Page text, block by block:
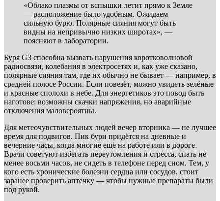
«Облако плазмы от вспышки летит прямо к Земле
— расположение было удобным. Ожидаем
сильную бурю. Полярные сияния могут быть
видны на непривычно низких широтах», —
поясняют в лаборатории.
Буря G3 способна вызвать нарушения коротковолновой
радиосвязи, колебания в электросетях и, как уже сказано,
полярные сияния там, где их обычно не бывает — например, в
средней полосе России. Если повезёт, можно увидеть зелёные
и красные сполохи в небе. Для энергетиков это повод быть
наготове: возможны скачки напряжения, но аварийные
отключения маловероятны.
Для метеочувствительных людей вечер вторника — не лучшее
время для подвигов. Пик бури придётся на дневные и
вечерние часы, когда многие ещё на работе или в дороге.
Врачи советуют избегать переутомления и стресса, спать не
менее восьми часов, не сидеть в телефоне перед сном. Тем, у
кого есть хронические болезни сердца или сосудов, стоит
заранее проверить аптечку — чтобы нужные препараты были
под рукой.